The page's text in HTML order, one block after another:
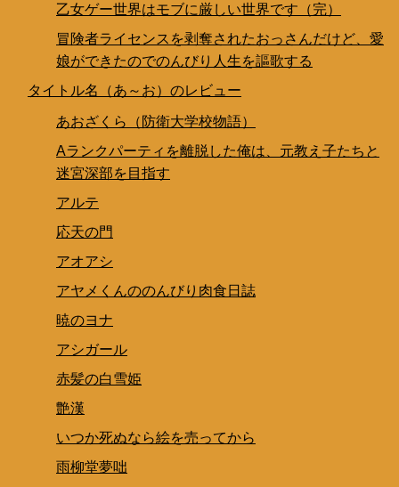
乙女ゲー世界はモブに厳しい世界です（完）
冒険者ライセンスを剥奪されたおっさんだけど、愛
娘ができたのでのんびり人生を謳歌する
タイトル名（あ～お）のレビュー
あおざくら（防衛大学校物語）
Aランクパーティを離脱した俺は、元教え子たちと
迷宮深部を目指す
アルテ
応天の門
アオアシ
アヤメくんののんびり肉食日誌
暁のヨナ
アシガール
赤髪の白雪姫
艶漢
いつか死ぬなら絵を売ってから
雨柳堂夢咄